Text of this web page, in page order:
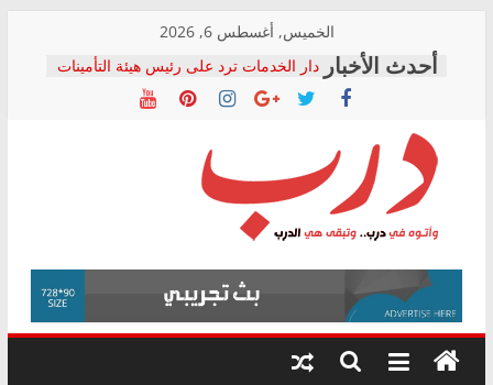
content
الخميس, أغسطس 6, 2026
دار الخدمات ترد على رئيس هيئة التأمينات
بعد مؤتمره الصحفي: إنكار الأزمة لا ينهي
معاناة أصحاب المعاشات.. ونطالب بكشف
فرحات سليمان يكتب: القطاع الصحي إلى
أين؟
حزب التحالف الشعبي يطلق لجنة “الحق
في الصحة” بالإسكندرية لرصد الانتهاكات
ودعم المرضى
الوزاري لمدينة الصحفيين.. وانتهاء أعمال
إنشاء المبنى الإداري
المجلس القومي لحقوق الإنسان يعلن
متابعة قضية الدكتور محمد زهران.. ويؤكد:
قرينة البراءة وضمانات المحاكمة العادلة
درب
وأتوه
درب..
وتبقى
هي